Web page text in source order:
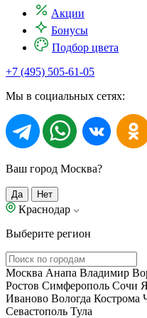
Акции
Бонусы
Подбор цвета
+7 (495) 505-61-05
Мы в социальных сетях:
Ваш город Москва?
Да Нет
Краснодар
Выберите регион
Москва Анапа Владимир
Ростов Симферополь Сочи
Иваново Вологда Кострома
Севастополь Тула